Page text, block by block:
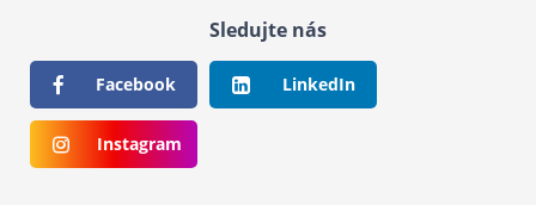
Sledujte nás
Facebook LinkedIn
Instagram